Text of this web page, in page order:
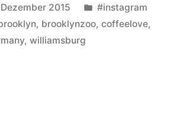
Dezember 2015
Veröffentlicht
unter
#instagram
, brooklynzoo, coffeelove,
, williamsburg